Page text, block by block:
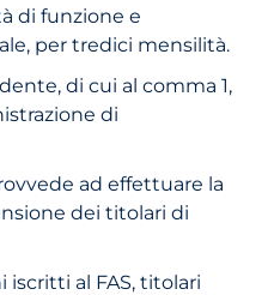
di funzione e
per tredici mensilità.
di cui al comma 1,
di
ad effettuare la
dei titolari di
iscritti al FAS, titolari